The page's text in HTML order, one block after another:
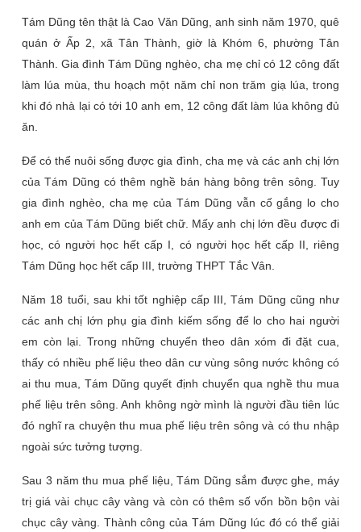
Tám Dũng tên thật là Cao Văn Dũng, anh sinh năm 1970, quê
quán ở Ấp 2, xã Tân Thành, giờ là Khóm 6, phường Tân
Thành. Gia đình Tám Dũng nghèo, cha mẹ chỉ có 12 công đất
làm lúa mùa, thu hoạch một năm chỉ non trăm giạ lúa, trong
khi đó nhà lại có tới 10 anh em, 12 công đất làm lúa không đủ
ăn.
Để có thể nuôi sống được gia đình, cha mẹ và các anh chị lớn
của Tám Dũng có thêm nghề bán hàng bông trên sông. Tuy
gia đình nghèo, cha mẹ của Tám Dũng vẫn cố gắng lo cho
anh em của Tám Dũng biết chữ. Mấy anh chị lớn đều được đi
học, có người học hết cấp I, có người học hết cấp II, riêng
Tám Dũng học hết cấp III, trường THPT Tắc Vân.
Năm 18 tuổi, sau khi tốt nghiệp cấp III, Tám Dũng cũng như
các anh chị lớn phụ gia đình kiếm sống để lo cho hai người
em còn lại. Trong những chuyến theo dân xóm đi đặt cua,
thấy có nhiều phế liệu theo dân cư vùng sông nước không có
ai thu mua, Tám Dũng quyết định chuyển qua nghề thu mua
phế liệu trên sông. Anh không ngờ mình là người đầu tiên lúc
đó nghĩ ra chuyện thu mua phế liệu trên sông và có thu nhập
ngoài sức tưởng tượng.
Sau 3 năm thu mua phế liệu, Tám Dũng sắm được ghe, máy
trị giá vài chục cây vàng và còn có thêm số vốn bồn bộn vài
chục cây vàng. Thành công của Tám Dũng lúc đó có thể giải